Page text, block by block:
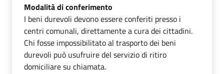
Modalità di conferimento
I beni durevoli devono essere conferiti presso i
centri comunali, direttamente a cura dei cittadini.
Chi fosse impossibilitato al trasporto dei beni
durevoli può usufruire del servizio di ritiro
domiciliare su chiamata.